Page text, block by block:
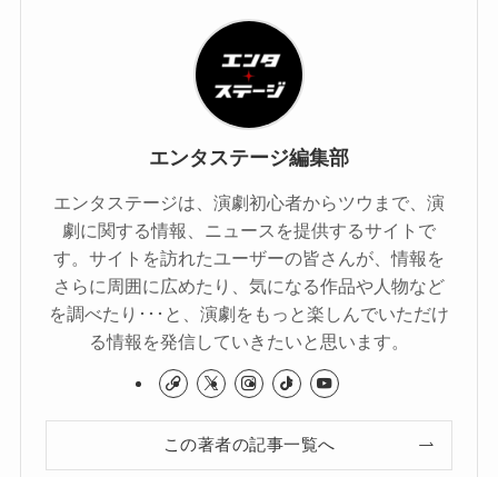
エンタステージ編集部
エンタステージは、演劇初心者からツウまで、演
劇に関する情報、ニュースを提供するサイトで
す。サイトを訪れたユーザーの皆さんが、情報を
さらに周囲に広めたり、気になる作品や人物など
を調べたり･･･と、演劇をもっと楽しんでいただけ
る情報を発信していきたいと思います。
この著者の記事一覧へ